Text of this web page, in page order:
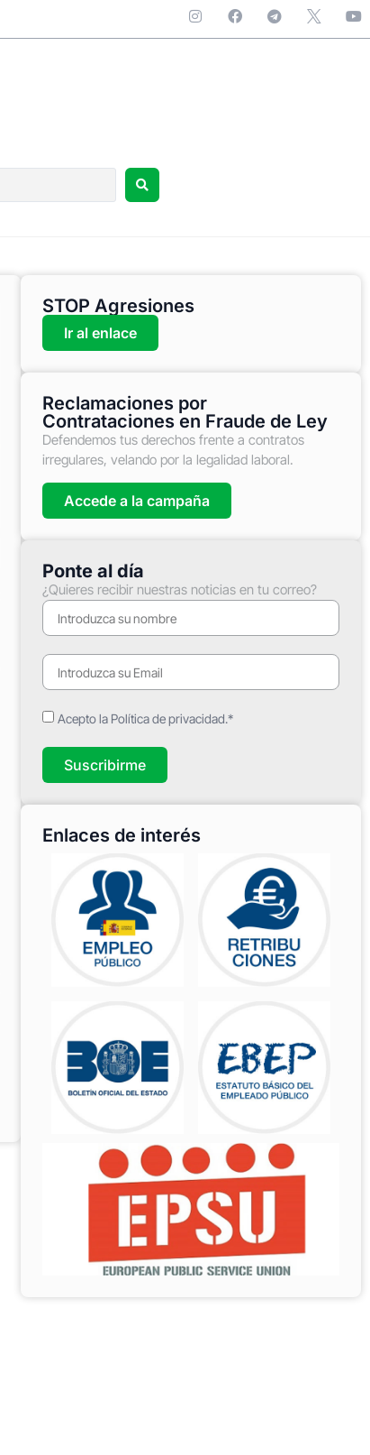
STOP Agresiones
Ir al enlace
Reclamaciones por
Contrataciones en Fraude de Ley
Defendemos tus derechos frente a contratos
irregulares, velando por la legalidad laboral.
Accede a la campaña
Ponte al día
¿Quieres recibir nuestras noticias en tu correo?
Acepto la Política de privacidad.*
Suscribirme
Enlaces de interés